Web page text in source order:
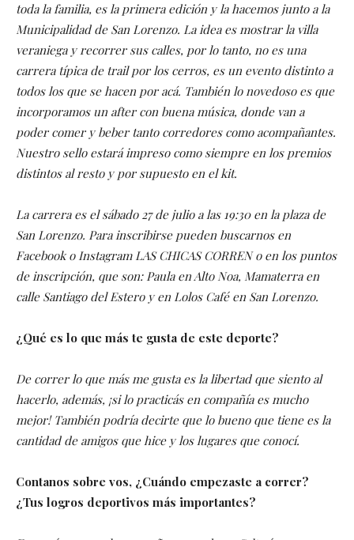
toda la familia, es la primera edición y la hacemos junto a la
Municipalidad de San Lorenzo. La idea es mostrar la villa
veraniega y recorrer sus calles, por lo tanto, no es una
carrera típica de trail por los cerros, es un evento distinto a
todos los que se hacen por acá. También lo novedoso es que
incorporamos un after con buena música, donde van a
poder comer y beber tanto corredores como acompañantes.
Nuestro sello estará impreso como siempre en los premios
distintos al resto y por supuesto en el kit.
La carrera es el sábado 27 de julio a las 19:30 en la plaza de
San Lorenzo. Para inscribirse pueden buscarnos en
Facebook o Instagram LAS CHICAS CORREN o en los puntos
de inscripción, que son: Paula en Alto Noa, Mamaterra en
calle Santiago del Estero y en Lolos Café en San Lorenzo.
¿Qué es lo que más te gusta de este deporte?
De correr lo que más me gusta es la libertad que siento al
hacerlo, además, ¡si lo practicás en compañía es mucho
mejor! También podría decirte que lo bueno que tiene es la
cantidad de amigos que hice y los lugares que conocí.
Contanos sobre vos, ¿Cuándo empezaste a correr?
¿Tus logros deportivos más importantes?